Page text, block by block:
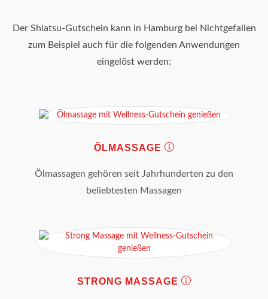
Der Shiatsu-Gutschein kann in Hamburg bei Nichtgefallen
zum Beispiel auch für die folgenden Anwendungen
eingelöst werden:
ÖLMASSAGE
Ölmassagen gehören seit Jahrhunderten zu den
beliebtesten Massagen
STRONG MASSAGE